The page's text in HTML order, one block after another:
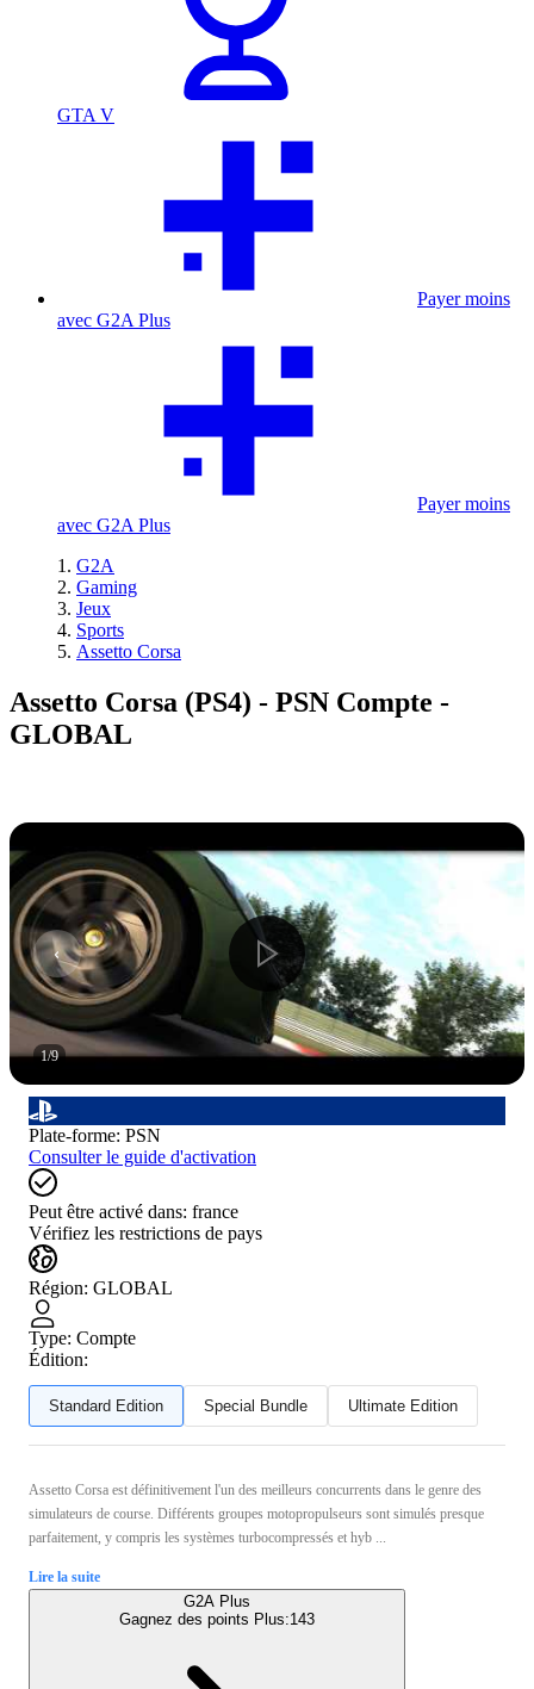
GTA V
Payer moins
avec G2A Plus
Payer moins
avec G2A Plus
G2A
Gaming
Jeux
Sports
Assetto Corsa
Assetto Corsa (PS4) - PSN Compte -
GLOBAL
1/9
Plate-forme: PSN
Consulter le guide d'activation
Peut être activé dans: france
Vérifiez les restrictions de pays
Région: GLOBAL
Type: Compte
Édition:
Standard Edition Special Bundle Ultimate Edition
Assetto Corsa est définitivement l'un des meilleurs concurrents dans le genre des
simulateurs de course. Différents groupes motopropulseurs sont simulés presque
parfaitement, y compris les systèmes turbocompressés et hyb ...
Lire la suite
G2A Plus
Gagnez des points Plus:143